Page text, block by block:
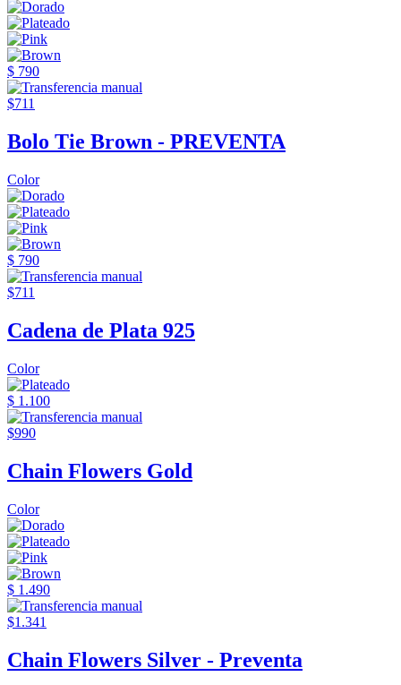
$ 790
$711
Bolo Tie Brown - PREVENTA
Color
$ 790
$711
Cadena de Plata 925
Color
$ 1.100
$990
Chain Flowers Gold
Color
$ 1.490
$1.341
Chain Flowers Silver - Preventa